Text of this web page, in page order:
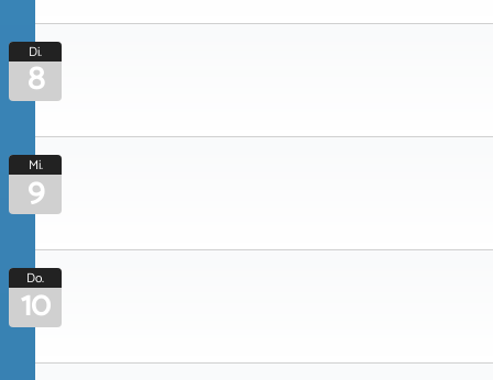
Di.
8
Mi.
9
Do.
10